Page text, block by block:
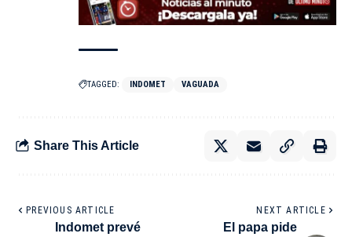
TAGGED: INDOMET VAGUADA
Share This Article
PREVIOUS ARTICLE
Indomet prevé
NEXT ARTICLE
El papa pide